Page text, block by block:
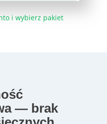
i wybierz pakiet
— brak